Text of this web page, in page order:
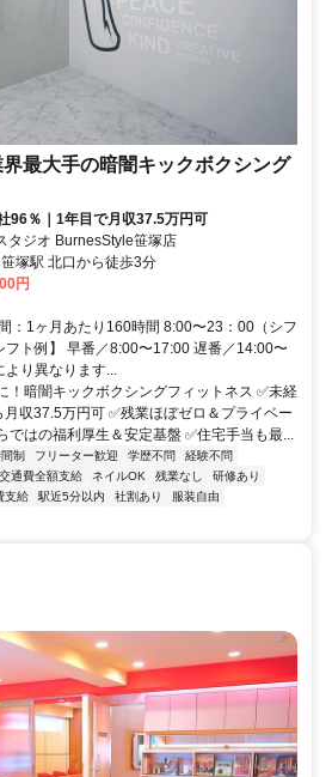
最大手の暗闇キックボクシング
96％｜1年目で月収37.5万円可
タジオ BurnesStyle笹塚店
塚駅 北口から徒歩3分
円
：1ヶ月あたり160時間 8:00〜23：00（シフ
フト例】 早番／8:00〜17:00 遅番／14:00〜
り異なります...
！暗闇キックボクシングフィットネス ✅未経
収37.5万円可 ✅残業ほぼゼロ＆プライベー
ではの福利厚生＆安定基盤 ✅住宅手当も最...
制 フリーター歓迎 学歴不問
経験不問
交通費全額支給 ネイルOK 残業なし
研修あり
支給 駅近5分以内 社割あり
服装自由